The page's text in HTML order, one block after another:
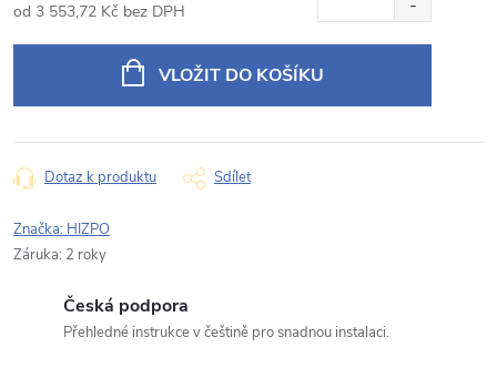
od 3 553,72 Kč bez DPH
VLOŽIT DO KOŠÍKU
Dotaz k produktu Sdílet
Značka: HIZPO
Záruka: 2 roky
Česká podpora
Přehledné instrukce v češtině pro snadnou instalaci.